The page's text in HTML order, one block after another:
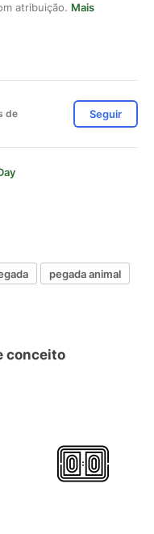
atribuição. Mais
de
Seguir
pegada animal
conceito